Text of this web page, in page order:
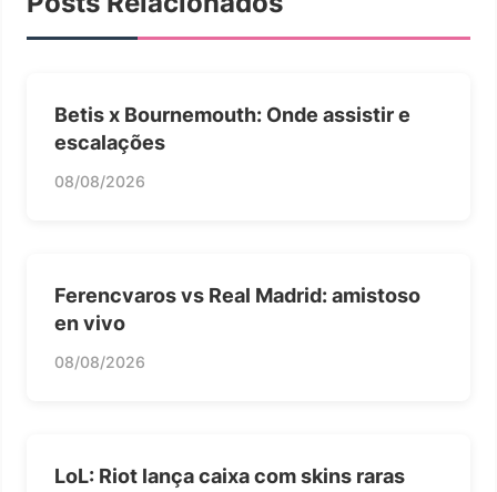
Betis x Bournemouth: Onde assistir e
escalações
08/08/2026
Ferencvaros vs Real Madrid: amistoso
en vivo
08/08/2026
LoL: Riot lança caixa com skins raras